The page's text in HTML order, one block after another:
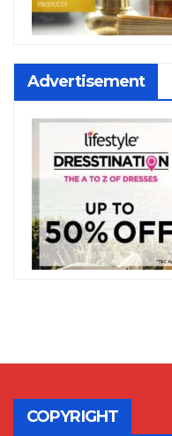
Advertisement
COPYRIGHT